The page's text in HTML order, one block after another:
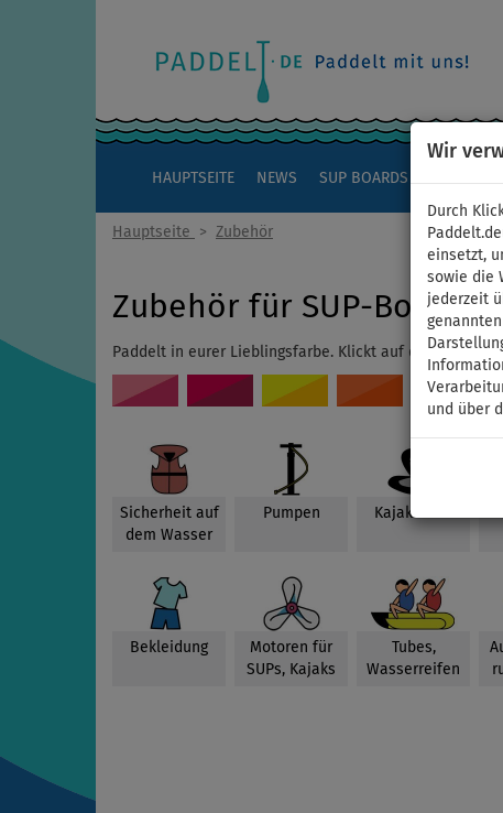
Wir
Durch
einsetzt,
sowie die
jederzeit
und über
HAUPTSEITE NEWS SUP BOARDS
Hauptseite > Zubehör
Zubehör für SUP-Boards,
Paddelt in eurer Lieblingsfarbe. Klickt auf die
Sicherheit auf
dem Wasser
Pumpen Kajak-Sitze
Bekleidung
Motoren für
SUPs, Kajaks
Tubes,
Wasserreifen